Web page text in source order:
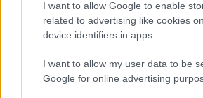
I want to allow Google to enable
related to advertising like cookies
device identifiers in apps.
I want to allow my user data to be
Google for online advertising
dell’investitore che ha obiettivi
termine”.
E ricordiamoci sempre che le